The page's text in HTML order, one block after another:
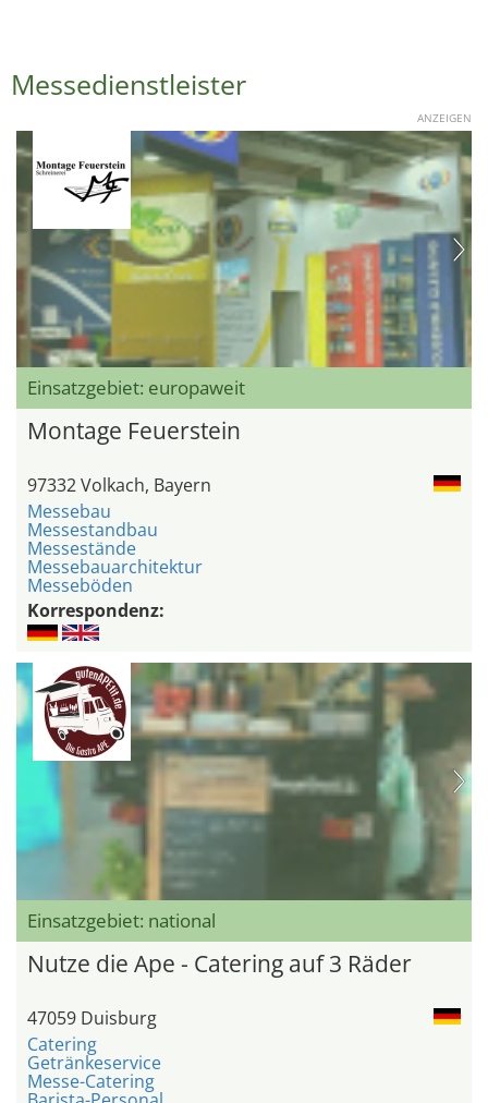
Messedienstleister
ANZEIGEN
Einsatzgebiet: europaweit
Montage Feuerstein
97332 Volkach, Bayern
Messebau
Messestandbau
Messestände
Messebauarchitektur
Messeböden
Korrespondenz:
Einsatzgebiet: national
Nutze die Ape - Catering auf 3 Räder
47059 Duisburg
Catering
Getränkeservice
Messe-Catering